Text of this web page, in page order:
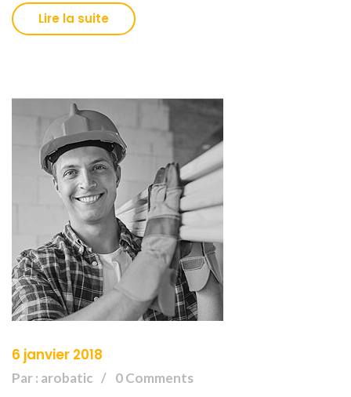
Lire la suite
6 janvier 2018
Par : arobatic 0 Comments